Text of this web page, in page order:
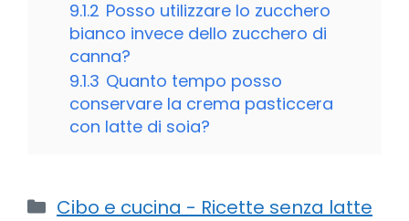
9.1.2 Posso utilizzare lo zucchero
bianco invece dello zucchero di
canna?
9.1.3 Quanto tempo posso
conservare la crema pasticcera
con latte di soia?
Categorie
Cibo e cucina - Ricette senza latte